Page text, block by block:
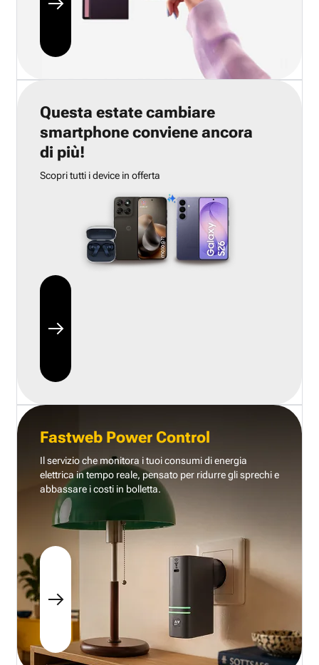
Questa estate cambiare
smartphone conviene ancora
di più!
Scopri tutti i device in offerta
Fastweb Power Control
Il servizio che monitora i tuoi consumi di energia
elettrica in tempo reale, pensato per ridurre gli sprechi e
abbassare i costi in bolletta.